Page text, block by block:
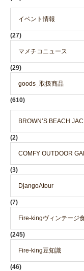
イベント情報
(27)
マメチコニュース
(29)
goods_取扱商品
(610)
BROWN’S BEACH
(2)
COMFY OUTDOOR
(3)
DjangoAtour
(7)
Fire-kingヴィンテージ
(245)
Fire-king豆知識
(46)